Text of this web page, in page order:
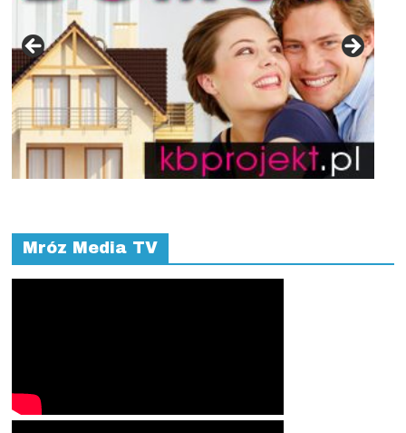
Mróz Media TV